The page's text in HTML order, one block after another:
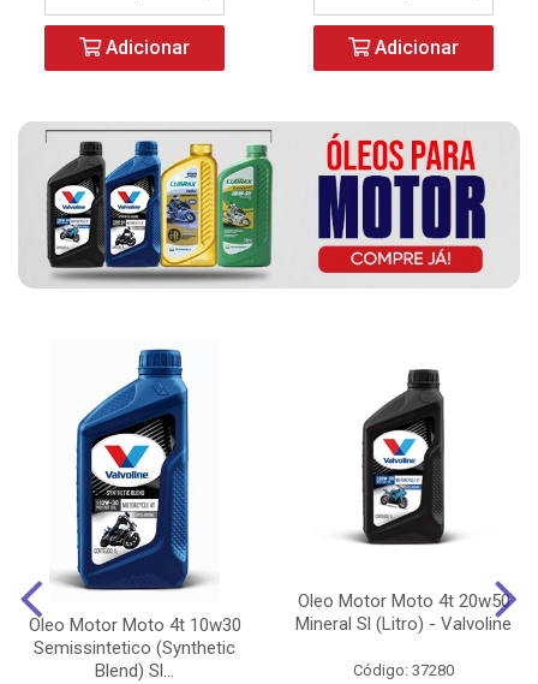
Adicionar Adicionar
Oleo Motor Moto 4t 10w30
Semissintetico (Synthetic
Blend) Sl...
Oleo Motor Moto 4t 20w50
Mineral Sl (Litro) - Valvoline
Código: 37280